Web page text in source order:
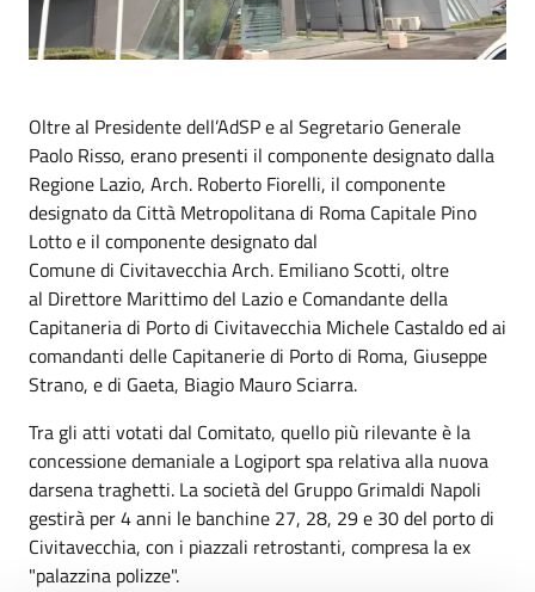
Oltre al Presidente dell’AdSP e al Segretario Generale
Paolo Risso, erano presenti il componente designato dalla
Regione Lazio, Arch. Roberto Fiorelli, il componente
designato da Città Metropolitana di Roma Capitale Pino
Lotto e il componente designato dal
Comune di Civitavecchia Arch. Emiliano Scotti, oltre
al Direttore Marittimo del Lazio e Comandante della
Capitaneria di Porto di Civitavecchia Michele Castaldo ed ai
comandanti delle Capitanerie di Porto di Roma, Giuseppe
Strano, e di Gaeta, Biagio Mauro Sciarra.
Tra gli atti votati dal Comitato, quello più rilevante è la
concessione demaniale a Logiport spa relativa alla nuova
darsena traghetti. La società del Gruppo Grimaldi Napoli
gestirà per 4 anni le banchine 27, 28, 29 e 30 del porto di
Civitavecchia, con i piazzali retrostanti, compresa la ex
"palazzina polizze".